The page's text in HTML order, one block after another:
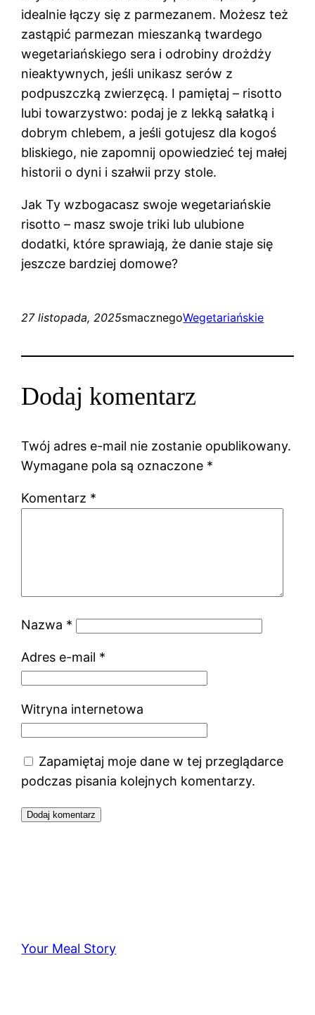
idealnie łączy się z parmezanem. Możesz też
zastąpić parmezan mieszanką twardego
wegetariańskiego sera i odrobiny drożdży
nieaktywnych, jeśli unikasz serów z
podpuszczką zwierzęcą. I pamiętaj – risotto
lubi towarzystwo: podaj je z lekką sałatką i
dobrym chlebem, a jeśli gotujesz dla kogoś
bliskiego, nie zapomnij opowiedzieć tej małej
historii o dyni i szałwii przy stole.
Jak Ty wzbogacasz swoje wegetariańskie
risotto – masz swoje triki lub ulubione
dodatki, które sprawiają, że danie staje się
jeszcze bardziej domowe?
27 listopada, 2025smacznegoWegetariańskie
Dodaj komentarz
Twój adres e-mail nie zostanie opublikowany.
Wymagane pola są oznaczone *
Komentarz *
Nazwa *
Adres e-mail *
Witryna internetowa
Zapamiętaj moje dane w tej przeglądarce
podczas pisania kolejnych komentarzy.
Your Meal Story